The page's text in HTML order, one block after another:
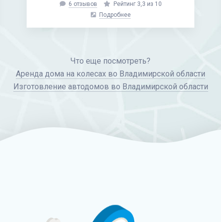
12 отзывов
Рейтинг 9,3 из 10
Подробнее
Что еще посмотреть?
Аренда дома на колесах во Владимирской области
Изготовление автодомов во Владимирской области